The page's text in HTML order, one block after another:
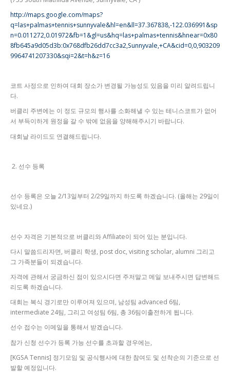
http://maps.google.com/maps?
q=las+palmas+tennis+sunnyvale&hl=en&ll=37.367838,-122.036991&sp
n=0.011272,0.01972&fb=1&gl=us&hq=las+palmas+tennis&hnear=0x80
8fb645a9d05d3b:0x768dfb26dd7cc3a2,Sunnyvale,+CA&cid=0,0,903209
9964741207330&sqi=2&t=h&z=16
코트 사정으로 인하여 대회 장소가 변경될 가능성도 있음을 미리 알려드립니
다.
버클리 주변에는 이 정도 규모의 행사를 소화해낼 수 있는 테니스코트가 없어
서 부득이하게 원정을 갈 수 밖에 없음을 양해해주시기 바랍니다.
대회날 라이드도 연결해드립니다.
2. 선수 등록
선수 등록은 오늘 2/13일부터 2/29일까지 하도록 하겠습니다. (올해는 29일이
있네요.)
선수 자격은 기본적으로 버클리와 Affiliate이 되어 있는 분입니다.
다시 말씀드리자면, 버클리 학생, post doc, visiting scholar, alumni 그리고
그 가족분들이 되겠습니다.
자격에 관해서 궁금하신 점이 있으시다면 주저말고 메일 보내주시면 답변해드
리도록 하겠습니다.
대회는 복식 경기로만 이루어져 있으며, 남성팀 advanced 6팀,
intermediate 24팀, 그리고 여성팀 6팀, 총 36팀이출전하게 됩니다.
선수 접수는 이메일을 통해서 받겠습니다.
참가 신청 선수가 등록 가능 선수를 초과할 경우에는,
[KGSA Tennis] 정기모임 및 공식행사에 대한 참여도 및 선착순의 기준으로 선
발할 예정입니다.